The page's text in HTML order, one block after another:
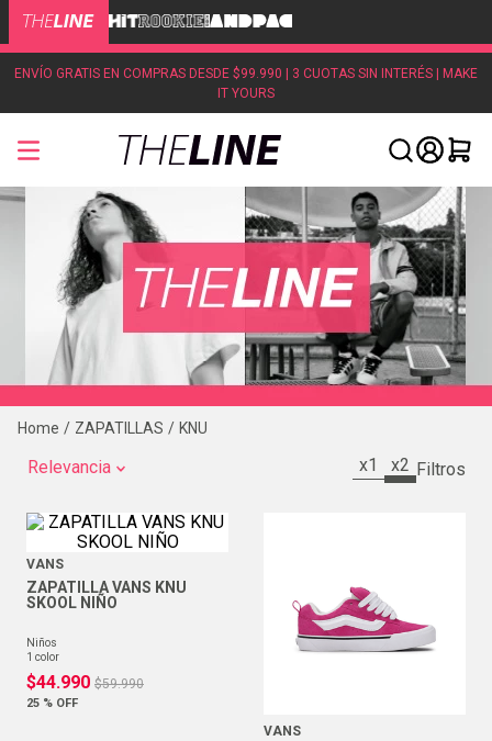
ENVÍO GRATIS EN COMPRAS DESDE $99.990 | 3 CUOTAS SIN INTERÉS | MAKE
IT YOURS
ZAPATILLAS KNU
Relevancia x1 x2
VANS
ZAPATILLA VANS KNU
SKOOL NIÑO
niños
1 color
$44.990 $59.990
25 % OFF
VANS